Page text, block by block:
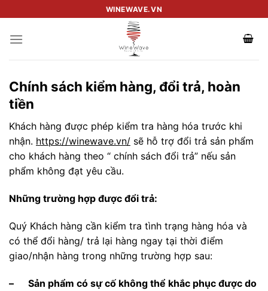
to
content
WINEWAVE.VN
Chính sách kiểm hàng, đổi trả, hoàn
tiền
Khách hàng được phép kiểm tra hàng hóa trước khi
nhận. https://winewave.vn/ sẽ hỗ trợ đổi trả sản phẩm
cho khách hàng theo “ chính sách đổi trả” nếu sản
phẩm không đạt yêu cầu.
Những trường hợp được đổi trả:
Quý Khách hàng cần kiểm tra tình trạng hàng hóa và
có thể đổi hàng/ trả lại hàng ngay tại thời điểm
giao/nhận hàng trong những trường hợp sau:
– Sản phẩm có sự cố không thể khắc phục được do